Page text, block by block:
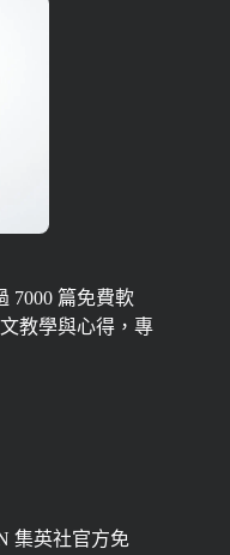
7000 篇免費軟
教學與心得，專
集英社官方免